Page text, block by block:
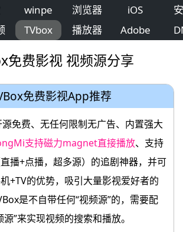
winpe
TVbox
浏览器
播放器
iOS
Adobe
免费影视 视频源分享
免费影视App推荐
免费、无任何限制无广告、内置强大
支持磁力magnet直接播放、支持
播+点播，超多源）的追剧神器，并可
+TV的优势，吸引大量影视爱好者的
是不自带任何“视频源”的，需要配
”来实现视频的搜索和播放。